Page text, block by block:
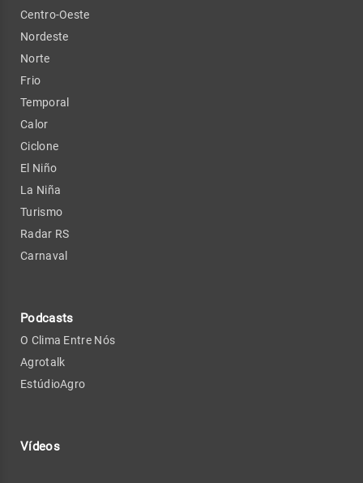
Centro-Oeste
Nordeste
Norte
Frio
Temporal
Calor
Ciclone
El Niño
La Niña
Turismo
Radar RS
Carnaval
Podcasts
O Clima Entre Nós
Agrotalk
EstúdioAgro
Vídeos